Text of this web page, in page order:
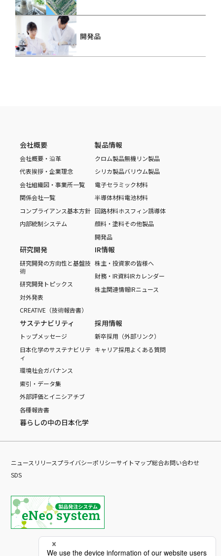
開発品
会社概要
会社概要・沿革
代表挨拶・企業理念
会社組織図・事業所一覧
関係会社一覧
コンプライアンス基本方針
内部統制システム
製品情報
クロム製品無機リン製品
シリカ製品バリウム製品
電子セラミック材料
半導体材料電池材料
回路材料ホスフィン誘導体
顔料・塗料その他製品
開発品
研究開発
研究開発の方向性と基盤技
術
研究開発トピックス
対外発表
CREATIVE（技術報告書）
IR情報
株主・投資家の皆様へ
財務・IR資料IRカレンダー
株主関連情報IRニュース
サステナビリティ
トップメッセージ
日本化学のサステナビリテ
ィ
環境社会ガバナンス
索引・データ集
外部評価とイニシアチブ
各種報告書
採用情報
新卒採用（外部リンク）
キャリア採用よくある質問
暮らしの中の日本化学
ニュースリリースプライバシーポリシーサイトマップ総合お問い合わせ
SDS